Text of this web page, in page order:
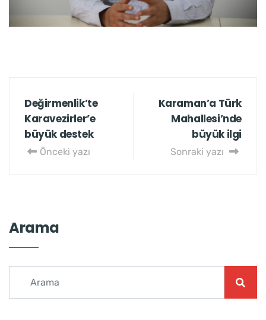
Değirmenlik’te
Karavezirler’e
büyük destek
Önceki yazı
Karaman’a Türk
Mahallesi’nde
büyük ilgi
Sonraki yazı
Arama